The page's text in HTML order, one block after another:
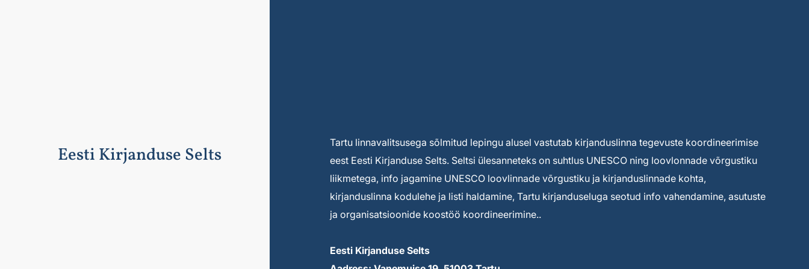
Eesti Kirjanduse Selts
Tartu linnavalitsusega sõlmitud lepingu alusel vastutab kirjanduslinna tegevuste koordineerimise
eest Eesti Kirjanduse Selts. Seltsi ülesanneteks on suhtlus UNESCO ning loovlonnade võrgustiku
liikmetega, info jagamine UNESCO loovlinnade võrgustiku ja kirjanduslinnade kohta,
kirjanduslinna kodulehe ja listi haldamine, Tartu kirjanduseluga seotud info vahendamine, asutuste
ja organisatsioonide koostöö koordineerimine..
Eesti Kirjanduse Selts